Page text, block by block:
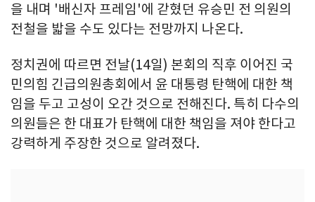
을 내며 '배신자 프레임'에 갇혔던 유승민 전 의원의
전철을 밟을 수도 있다는 전망까지 나온다.
정치권에 따르면 전날(14일) 본회의 직후 이어진 국
민의힘 긴급의원총회에서 윤 대통령 탄핵에 대한 책
임을 두고 고성이 오간 것으로 전해진다. 특히 다수의
의원들은 한 대표가 탄핵에 대한 책임을 져야 한다고
강력하게 주장한 것으로 알려졌다.